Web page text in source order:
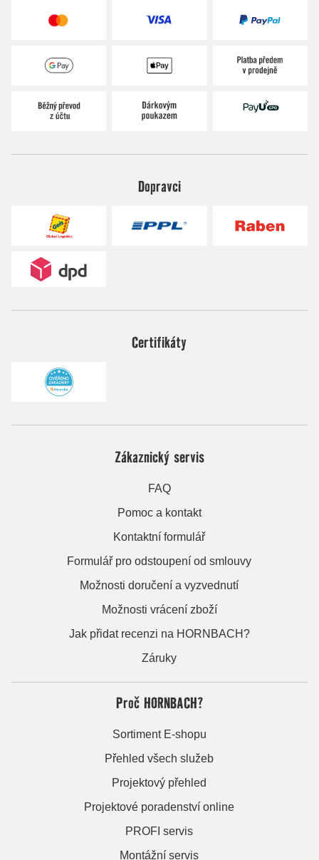
Dopravci
Certifikáty
Zákaznický servis
FAQ
Pomoc a kontakt
Kontaktní formulář
Formulář pro odstoupení od smlouvy
Možnosti doručení a vyzvednutí
Možnosti vrácení zboží
Jak přidat recenzi na HORNBACH?
Záruky
Proč HORNBACH?
Sortiment E-shopu
Přehled všech služeb
Projektový přehled
Projektové poradenství online
PROFI servis
Montážní servis